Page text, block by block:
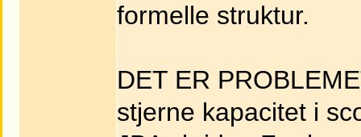
formelle struktur.
DET ER
stjerne kapacitet i